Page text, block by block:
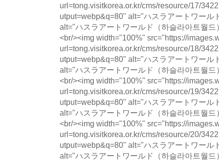
url=tong.visitkorea.or.kr/cms/resource/17/
utput=webp&q=80" alt="ハスラアートワール
alt="ハスラアートワールド（하슬라아트월
<br/><img width="100%" src="https://
url=tong.visitkorea.or.kr/cms/resource/18/
utput=webp&q=80" alt="ハスラアートワール
alt="ハスラアートワールド（하슬라아트월
<br/><img width="100%" src="https://
url=tong.visitkorea.or.kr/cms/resource/19/
utput=webp&q=80" alt="ハスラアートワール
alt="ハスラアートワールド（하슬라아트월
<br/><img width="100%" src="https://
url=tong.visitkorea.or.kr/cms/resource/20/
utput=webp&q=80" alt="ハスラアートワール
alt="ハスラアートワールド（하슬라아트월